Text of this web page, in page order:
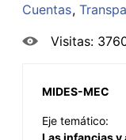
Cuentas
Visitas:
MIDES-MEC
Eje temático:
Las infancias y